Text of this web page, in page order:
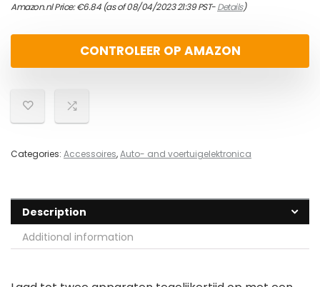
Amazon.nl Price:€6.84(as of 08/04/2023 21:39 PST-Details)
CONTROLEER OP AMAZON
Categories: Accessoires,Auto- and voertuigelektronica
Description
Additional information